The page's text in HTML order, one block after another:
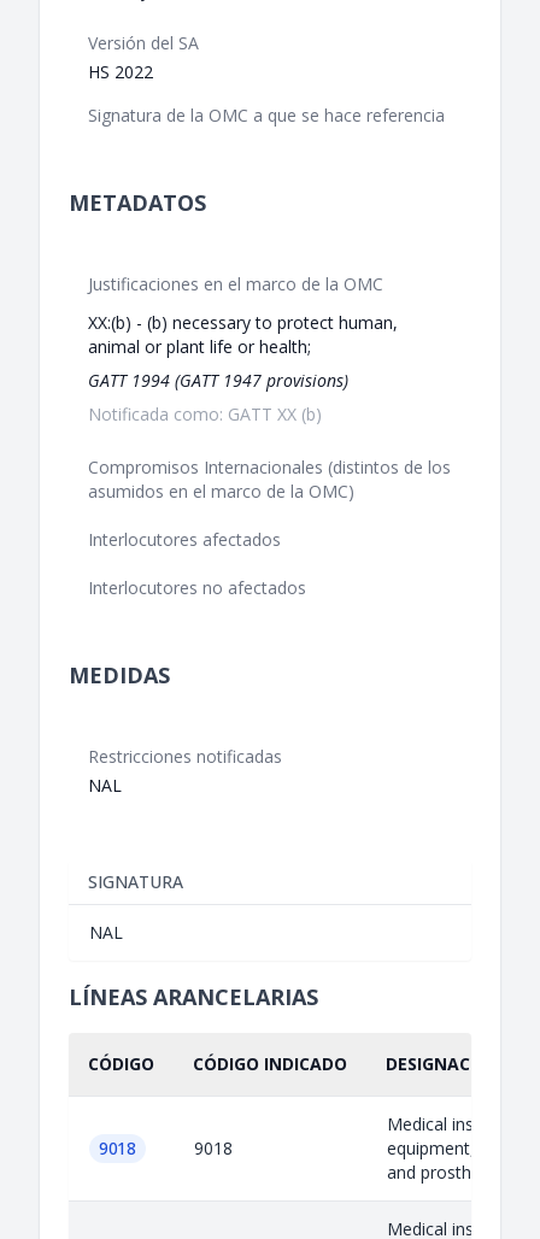
Versión del SA
HS 2022
Signatura de la OMC a que se hace referencia
METADATOS
Justificaciones en el marco de la OMC
XX:(b) - (b) necessary to protect human,
animal or plant life or health;
GATT 1994 (GATT 1947 provisions)
Notificada como: GATT XX (b)
Compromisos Internacionales (distintos de los
asumidos en el marco de la OMC)
Interlocutores afectados
Interlocutores no afectados
MEDIDAS
Restricciones notificadas
NAL
SIGNATURA
NAL
LÍNEAS ARANCELARIAS
CÓDIGO CÓDIGO INDICADO DESIGNACIÓN
9018 9018
Medical
equipment,
and prostheses
Medical